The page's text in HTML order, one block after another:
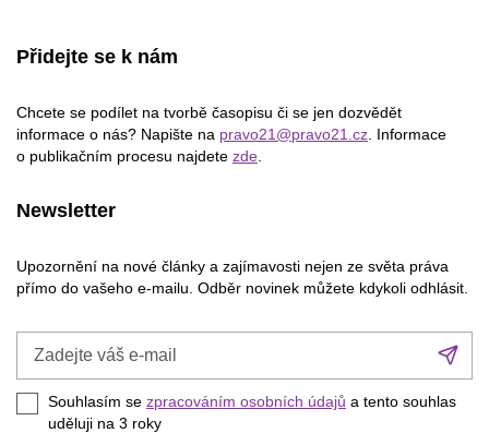
Přidejte se k nám
Chcete se podílet na tvorbě časopisu či se jen dozvědět
informace o nás? Napište na pravo21@pravo21.cz . Informace
o publikačním procesu najdete zde
Newsletter
Upozornění na nové články a zajímavosti nejen ze světa práva
přímo do vašeho e-mailu. Odběr novinek můžete kdykoli odhlásit.
e-
mail
Souhlasím se zpracováním osobních údajů a tento souhlas
uděluji na 3 roky